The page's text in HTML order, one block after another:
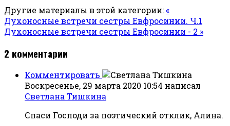
Другие материалы в этой категории:«
Духоносные встречи сестры Евфросинии. Ч.1
Духоносные встречи сестры Евфросинии - 2 »
2 комментарии
Комментировать
Воскресенье, 29 марта 2020 10:54 написал
Светлана Тишкина
Спаси Господи за поэтический отклик, Алина.